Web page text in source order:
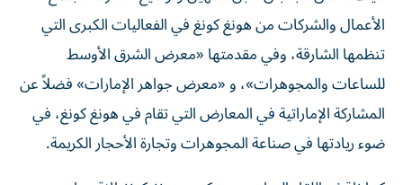
الأعمال والشركات من هونغ كونغ في الفعاليات الكبرى التي
تنظمها الشارقة، وفي مقدمتها «معرض الشرق الأوسط
للساعات والمجوهرات»، و «معرض جواهر الإمارات» فضلاً عن
المشاركة الإماراتية في المعارض التي تقام في هونغ كونغ، في
ضوء ريادتها في صناعة المجوهرات وتجارة الأحجار الكريمة.